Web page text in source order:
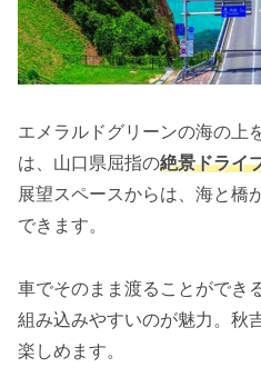
エメラルドグリーンの海の上
は、山口県屈指の絶景ドライ
展望スペースからは、海と橋
できます。
車でそのまま渡ることができ
組み込みやすいのが魅力。秋
楽しめます。